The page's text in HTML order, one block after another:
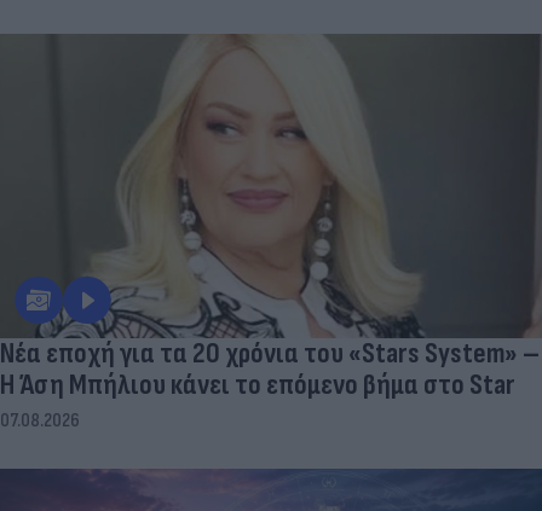
Νέα εποχή για τα 20 χρόνια του «Stars System» –
Η Άση Μπήλιου κάνει το επόμενο βήμα στο Star
07.08.2026